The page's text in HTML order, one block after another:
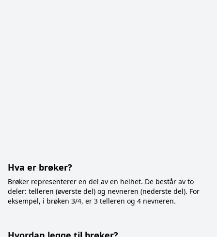
Hva er brøker?
Brøker representerer en del av en helhet. De består av to
deler: telleren (øverste del) og nevneren (nederste del). For
eksempel, i brøken 3/4, er 3 telleren og 4 nevneren.